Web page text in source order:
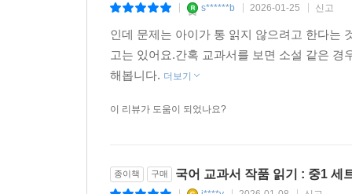
종이책 구매 교과서 작품들을 한번에 읽어
| s******b | 2026-01-25 | 신고
인데 문제는 아이가 통 읽지 않으려고 한다는
고는 있어요.간혹 교과서를 보면 소설 같은 경